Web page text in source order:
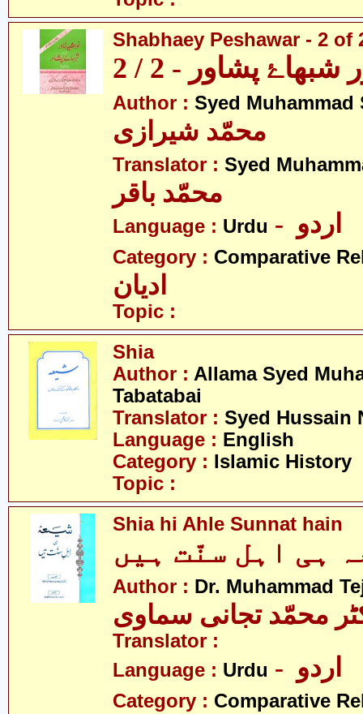
Shabhaey Peshawar - 2 of
پشاور - 2 / 2
Author : Syed Muhammad
محمّد شیرازی
Translator : Syed
محمّد باقر
Language : Urdu
Category : Comparative
ادیان
Topic :
Shia
Author : Allama Syed
Tabatabai
Translator : Syed Hussain
Language : English
Category : Islamic History
Topic :
Shia hi Ahle Sunnat hain
Author : Dr. Muhammad
محمّد تجانی سماوی
Translator :
Language : Urdu
Category : Comparative